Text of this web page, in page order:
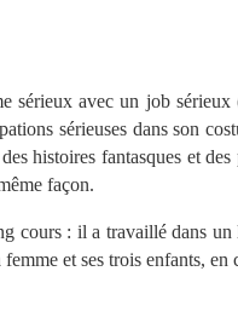
sérieux avec un job
sérieuses dans son
histoires fantasques et
façon.
cours : il a travaillé dans
et ses trois enfants,